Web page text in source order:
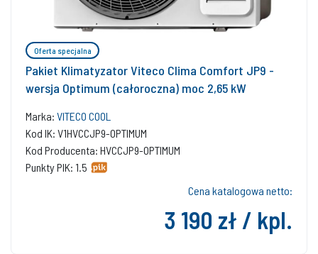
Oferta specjalna
Pakiet Klimatyzator Viteco Clima Comfort JP9 -
wersja Optimum (całoroczna) moc 2,65 kW
Marka: VITECO COOL
Kod IK: V1HVCCJP9-OPTIMUM
Kod Producenta: HVCCJP9-OPTIMUM
Punkty PIK: 1.5
Cena katalogowa netto:
3 190 zł / kpl.